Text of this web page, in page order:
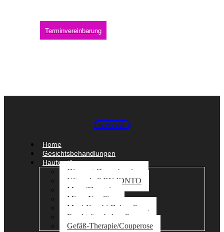
Terminvereinbarung
Facebook-f
Home
Gesichtsbehandlungen
Hautverjüngung
Diamant-Dermabrasion
Ultraschall BY IONTO
Meso Therapie
Micro Needling
Maxi-Kombi-Behandlung
Fruchtsäurebehandlung
Gefäß-Therapie/Couperose